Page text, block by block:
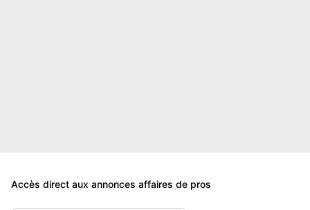
Accès direct aux annonces affaires de pros